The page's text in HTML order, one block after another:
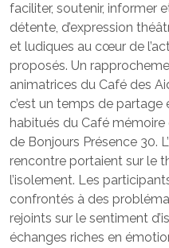
faciliter, soutenir, informer
détente, d’expression
et ludiques au cœur de
proposés. Un
animatrices du Café des
c’est un temps de partage
habitués du Café
de Bonjours Présence 30.
rencontre portaient sur le
l’isolement. Les
confrontés à des
rejoints sur le sentiment
échanges riches en